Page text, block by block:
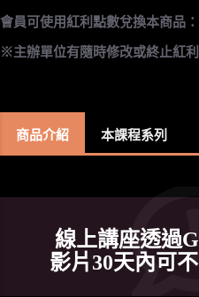
會員可使用紅利點數兌換本商品：
※主辦單位有隨時修改或終止紅
商品介紹 本課程系列
線上講座透過
影片30天內可